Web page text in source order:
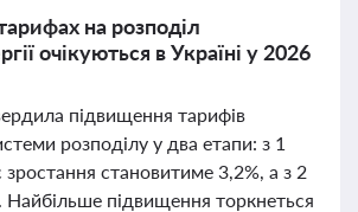
на розподіл
очікуються в Україні у 2026
підвищення тарифів
розподілу у два етапи: з 1
зростання становитиме 3,2%, а з 2
Найбільше підвищення торкнеться